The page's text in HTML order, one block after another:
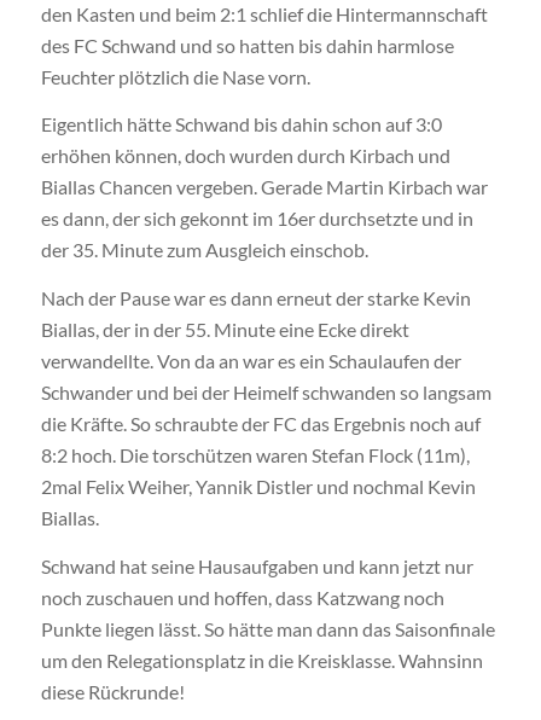
den Kasten und beim 2:1 schlief die Hintermannschaft
des FC Schwand und so hatten bis dahin harmlose
Feuchter plötzlich die Nase vorn.
Eigentlich hätte Schwand bis dahin schon auf 3:0
erhöhen können, doch wurden durch Kirbach und
Biallas Chancen vergeben. Gerade Martin Kirbach war
es dann, der sich gekonnt im 16er durchsetzte und in
der 35. Minute zum Ausgleich einschob.
Nach der Pause war es dann erneut der starke Kevin
Biallas, der in der 55. Minute eine Ecke direkt
verwandellte. Von da an war es ein Schaulaufen der
Schwander und bei der Heimelf schwanden so langsam
die Kräfte. So schraubte der FC das Ergebnis noch auf
8:2 hoch. Die torschützen waren Stefan Flock (11m),
2mal Felix Weiher, Yannik Distler und nochmal Kevin
Biallas.
Schwand hat seine Hausaufgaben und kann jetzt nur
noch zuschauen und hoffen, dass Katzwang noch
Punkte liegen lässt. So hätte man dann das Saisonfinale
um den Relegationsplatz in die Kreisklasse. Wahnsinn
diese Rückrunde!